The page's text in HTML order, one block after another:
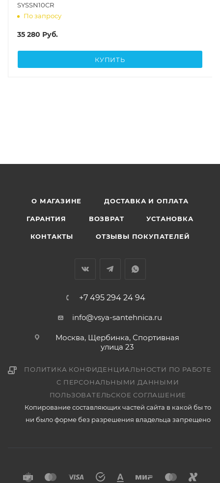
SYSSN10CR
По запросу
35 280 Руб.
КУПИТЬ
О МАГАЗИНЕ ДОСТАВКА И ОПЛАТА
ГАРАНТИЯ ВОЗВРАТ УСТАНОВКА
КОНТАКТЫ ОТЗЫВЫ ПОКУПАТЕЛЕЙ
+7 495 294 24 94
info@vsya-santehnica.ru
Москва, Щербинка, Спортивная
улица 23
ПОЛИТИКА КОНФИДЕНЦИАЛЬНОСТИ ПО РАБОТЕ
С ПЕРСОНАЛЬНЫМИ ДАННЫМИ
ПОЛЬЗОВАТЕЛЬСКОЕ СОГЛАШЕНИЕ
Копирование составляющих частей сайта в какой бы то
ни было форме без разрешения владельца запрещено